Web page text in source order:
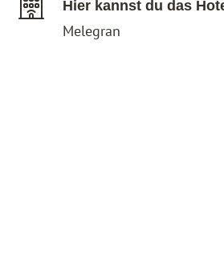
Hier kannst du das
Melegran